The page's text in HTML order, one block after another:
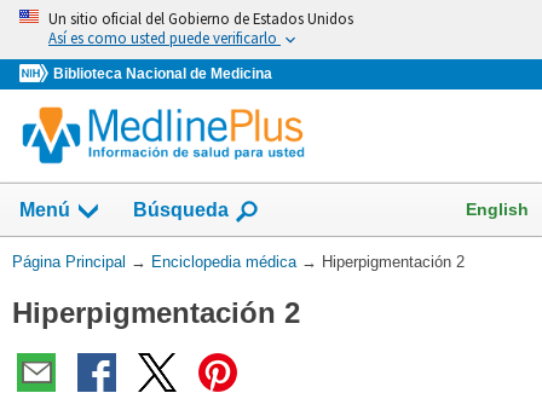
Omita
vaya
al
Contenido
Un sitio oficial del Gobierno de Estados Unidos
Así es como usted puede verificarlo
Biblioteca Nacional de Medicina
Menú Búsqueda English
Usted
aquí:
Página Principal → Enciclopedia médica → Hiperpigmentación 2
Hiperpigmentación 2